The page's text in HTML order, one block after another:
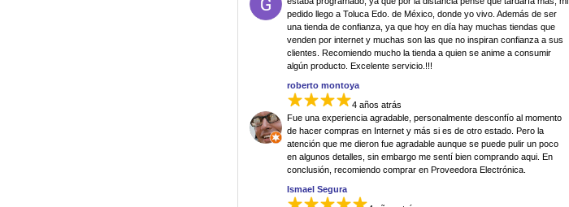
pedido llego a Toluca Edo. de México, donde yo vivo. Además de ser
una tienda de confianza, ya que hoy en día hay muchas tiendas que
venden por internet y muchas son las que no inspiran confianza a sus
clientes. Recomiendo mucho la tienda a quien se anime a consumir
algún producto. Excelente servicio.!!!
roberto montoya
4 años atrás
Fue una experiencia agradable, personalmente desconfío al momento
de hacer compras en Internet y más si es de otro estado. Pero la
atención que me dieron fue agradable aunque se puede pulir un poco
en algunos detalles, sin embargo me sentí bien comprando aqui. En
conclusión, recomiendo comprar en Proveedora Electrónica.
Ismael Segura